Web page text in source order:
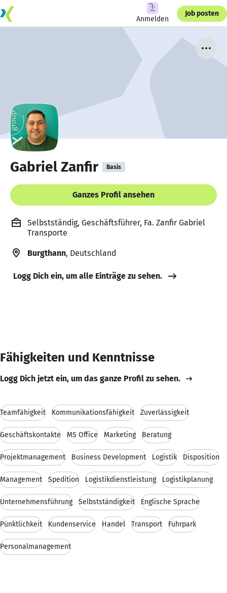
Anmelden
Job posten
Gabriel Zanfir Basis
Ganzes Profil ansehen
Selbstständig, Geschäftsführer, Fa. Zanfir Gabriel
Transporte
Burgthann, Deutschland
Logg Dich ein, um alle Einträge zu sehen.
Fähigkeiten und Kenntnisse
Logg Dich jetzt ein, um das ganze Profil zu sehen.
Teamfähigkeit Kommunikationsfähigkeit Zuverlässigkeit
Geschäftskontakte MS Office Marketing Beratung
Projektmanagement Business Development Logistik Disposition
Management Spedition Logistikdienstleistung Logistikplanung
Unternehmensführung Selbstständigkeit Englische Sprache
Pünktlichkeit Kundenservice Handel Transport Fuhrpark
Personalmanagement